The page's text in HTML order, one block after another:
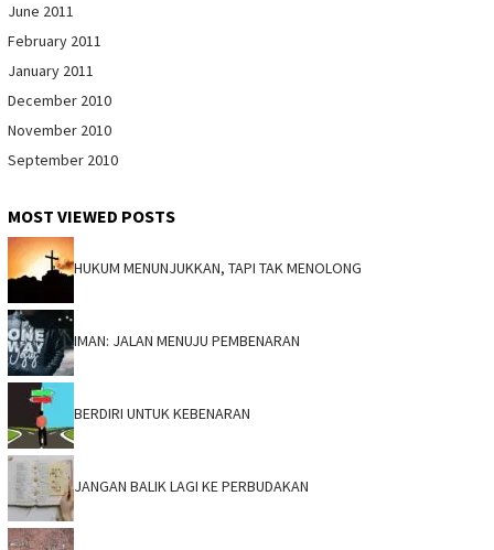
June 2011
February 2011
January 2011
December 2010
November 2010
September 2010
MOST VIEWED POSTS
HUKUM MENUNJUKKAN, TAPI TAK MENOLONG
IMAN: JALAN MENUJU PEMBENARAN
BERDIRI UNTUK KEBENARAN
JANGAN BALIK LAGI KE PERBUDAKAN